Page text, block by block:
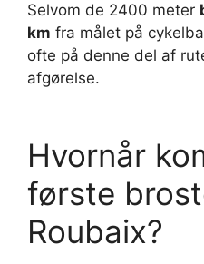
Selvom de 2400 meter
km fra målet på
ofte på denne del af
afgørelse.
Hvornår
første
Roubaix?